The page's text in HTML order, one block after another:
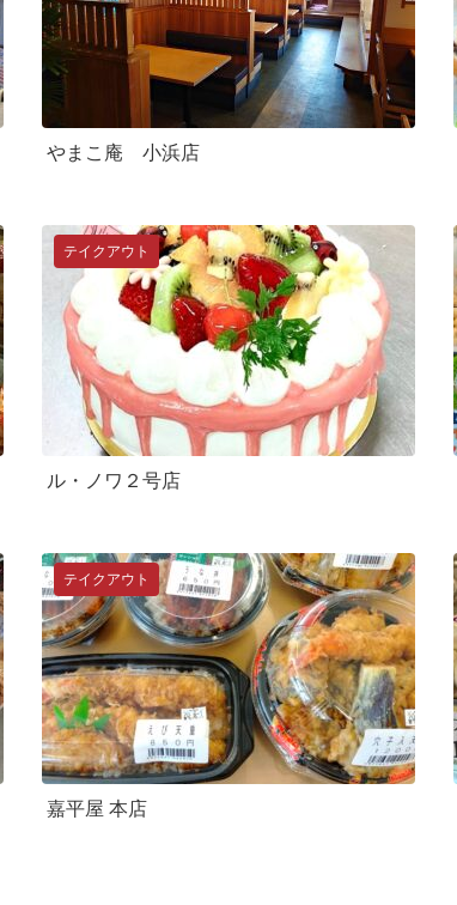
やまこ庵 小浜店
テイクアウト
ル・ノワ２号店
テイクアウト
嘉平屋 本店